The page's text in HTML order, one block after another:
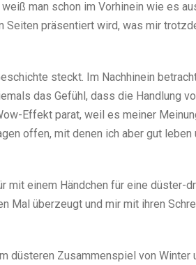
man schon im Vorhinein wie es
Seiten präsentiert wird, was mir
steckt. Im Nachhinein
das Gefühl, dass die Handlung
Effekt parat, weil es meiner
offen, mit denen ich aber gut leben
mit einem Händchen für eine düster-
Mal überzeugt und mir mit ihren
düsteren Zusammenspiel von Winter